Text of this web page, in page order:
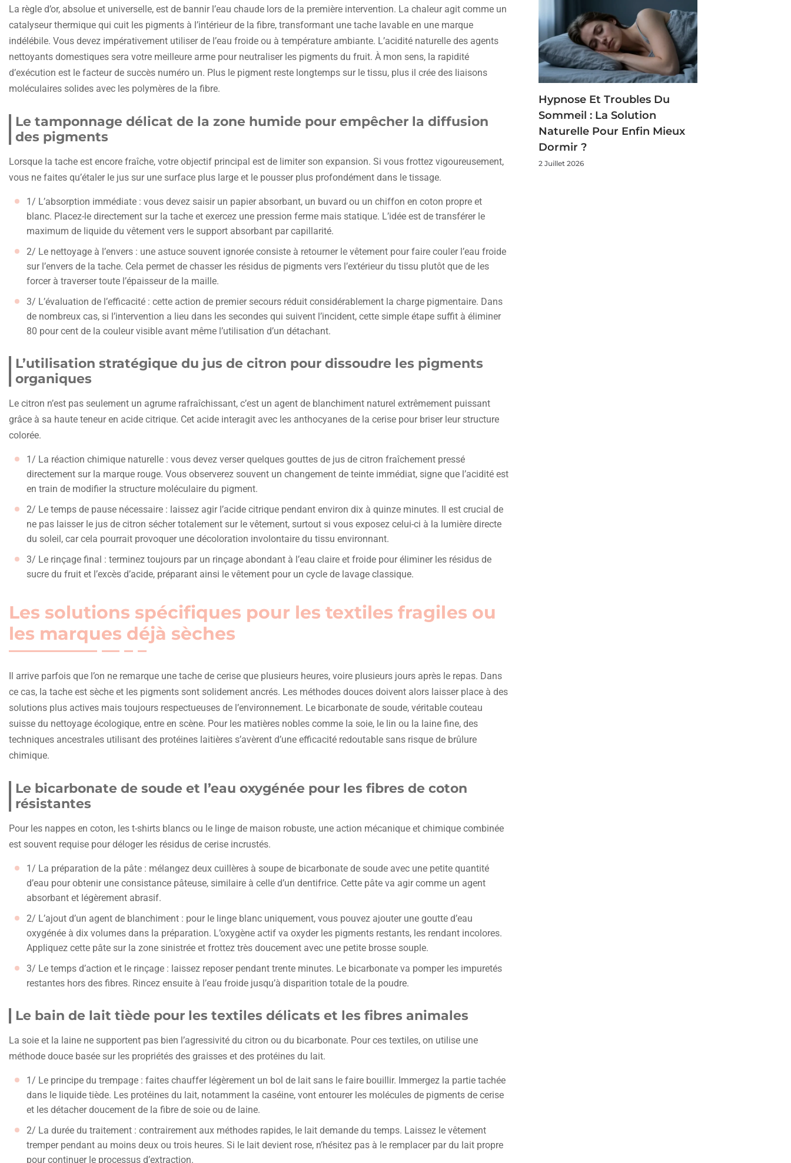
La règle d’or, absolue et universelle, est de bannir l’eau chaude lors de la première intervention. La chaleur agit comme un
catalyseur thermique qui cuit les pigments à l’intérieur de la fibre, transformant une tache lavable en une marque
indélébile. Vous devez impérativement utiliser de l’eau froide ou à température ambiante. L’acidité naturelle des agents
nettoyants domestiques sera votre meilleure arme pour neutraliser les pigments du fruit. À mon sens, la rapidité
d’exécution est le facteur de succès numéro un. Plus le pigment reste longtemps sur le tissu, plus il crée des liaisons
moléculaires solides avec les polymères de la fibre.
Le tamponnage délicat de la zone humide pour empêcher la diffusion
des pigments
Lorsque la tache est encore fraîche, votre objectif principal est de limiter son expansion. Si vous frottez vigoureusement,
vous ne faites qu’étaler le jus sur une surface plus large et le pousser plus profondément dans le tissage.
1/ L’absorption immédiate : vous devez saisir un papier absorbant, un buvard ou un chiffon en coton propre et
blanc. Placez-le directement sur la tache et exercez une pression ferme mais statique. L’idée est de transférer le
maximum de liquide du vêtement vers le support absorbant par capillarité.
2/ Le nettoyage à l’envers : une astuce souvent ignorée consiste à retourner le vêtement pour faire couler l’eau froide
sur l’envers de la tache. Cela permet de chasser les résidus de pigments vers l’extérieur du tissu plutôt que de les
forcer à traverser toute l’épaisseur de la maille.
3/ L’évaluation de l’efficacité : cette action de premier secours réduit considérablement la charge pigmentaire. Dans
de nombreux cas, si l’intervention a lieu dans les secondes qui suivent l’incident, cette simple étape suffit à éliminer
80 pour cent de la couleur visible avant même l’utilisation d’un détachant.
L’utilisation stratégique du jus de citron pour dissoudre les pigments
organiques
Le citron n’est pas seulement un agrume rafraîchissant, c’est un agent de blanchiment naturel extrêmement puissant
grâce à sa haute teneur en acide citrique. Cet acide interagit avec les anthocyanes de la cerise pour briser leur structure
colorée.
1/ La réaction chimique naturelle : vous devez verser quelques gouttes de jus de citron fraîchement pressé
directement sur la marque rouge. Vous observerez souvent un changement de teinte immédiat, signe que l’acidité est
en train de modifier la structure moléculaire du pigment.
2/ Le temps de pause nécessaire : laissez agir l’acide citrique pendant environ dix à quinze minutes. Il est crucial de
ne pas laisser le jus de citron sécher totalement sur le vêtement, surtout si vous exposez celui-ci à la lumière directe
du soleil, car cela pourrait provoquer une décoloration involontaire du tissu environnant.
3/ Le rinçage final : terminez toujours par un rinçage abondant à l’eau claire et froide pour éliminer les résidus de
sucre du fruit et l’excès d’acide, préparant ainsi le vêtement pour un cycle de lavage classique.
Les solutions spécifiques pour les textiles fragiles ou
les marques déjà sèches
Il arrive parfois que l’on ne remarque une tache de cerise que plusieurs heures, voire plusieurs jours après le repas. Dans
ce cas, la tache est sèche et les pigments sont solidement ancrés. Les méthodes douces doivent alors laisser place à des
solutions plus actives mais toujours respectueuses de l’environnement. Le bicarbonate de soude, véritable couteau
suisse du nettoyage écologique, entre en scène. Pour les matières nobles comme la soie, le lin ou la laine fine, des
techniques ancestrales utilisant des protéines laitières s’avèrent d’une efficacité redoutable sans risque de brûlure
chimique.
Le bicarbonate de soude et l’eau oxygénée pour les fibres de coton
résistantes
Pour les nappes en coton, les t-shirts blancs ou le linge de maison robuste, une action mécanique et chimique combinée
est souvent requise pour déloger les résidus de cerise incrustés.
1/ La préparation de la pâte : mélangez deux cuillères à soupe de bicarbonate de soude avec une petite quantité
d’eau pour obtenir une consistance pâteuse, similaire à celle d’un dentifrice. Cette pâte va agir comme un agent
absorbant et légèrement abrasif.
2/ L’ajout d’un agent de blanchiment : pour le linge blanc uniquement, vous pouvez ajouter une goutte d’eau
oxygénée à dix volumes dans la préparation. L’oxygène actif va oxyder les pigments restants, les rendant incolores.
Appliquez cette pâte sur la zone sinistrée et frottez très doucement avec une petite brosse souple.
3/ Le temps d’action et le rinçage : laissez reposer pendant trente minutes. Le bicarbonate va pomper les impuretés
restantes hors des fibres. Rincez ensuite à l’eau froide jusqu’à disparition totale de la poudre.
Le bain de lait tiède pour les textiles délicats et les fibres animales
La soie et la laine ne supportent pas bien l’agressivité du citron ou du bicarbonate. Pour ces textiles, on utilise une
méthode douce basée sur les propriétés des graisses et des protéines du lait.
1/ Le principe du trempage : faites chauffer légèrement un bol de lait sans le faire bouillir. Immergez la partie tachée
dans le liquide tiède. Les protéines du lait, notamment la caséine, vont entourer les molécules de pigments de cerise
et les détacher doucement de la fibre de soie ou de laine.
2/ La durée du traitement : contrairement aux méthodes rapides, le lait demande du temps. Laissez le vêtement
tremper pendant au moins deux ou trois heures. Si le lait devient rose, n’hésitez pas à le remplacer par du lait propre
pour continuer le processus d’extraction.
Hypnose Et Troubles Du
Sommeil : La Solution
Naturelle Pour Enfin Mieux
Dormir ?
2 Juillet 2026